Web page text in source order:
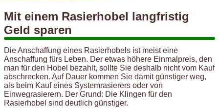
Mit einem Rasierhobel langfristig
Geld sparen
Die Anschaffung eines Rasierhobels ist meist eine
Anschaffung fürs Leben. Der etwas höhere Einmalpreis, den
man für den Hobel bezahlt, sollte Sie deshalb nicht vom Kauf
abschrecken. Auf Dauer kommen Sie damit günstiger weg,
als beim Kauf eines Systemrasierers oder von
Einwegrasierern. Der Grund: Die Klingen für den
Rasierhobel sind deutlich günstiger.